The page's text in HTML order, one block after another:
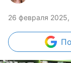
26 февраля 2025,